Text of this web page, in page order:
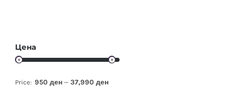
Цена
Price: 950 ден — 37,990 ден